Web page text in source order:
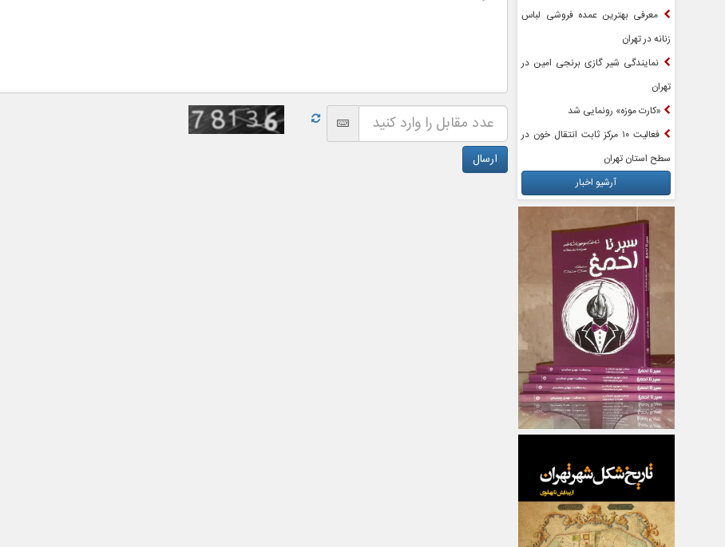
معرفی بهترین عمده فروشی لباس
زنانه در تهران
نمایندگی شیر گازی برنجی امین در
تهران
«کارت موزه» رونمایی شد
فعالیت ۱۰ مرکز ثابت انتقال خون در
سطح استان تهران
آرشیو اخبار